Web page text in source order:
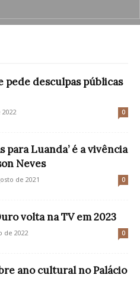
desculpas públicas
0
para Luanda’ é a vivência
Neves
de 2021 0
volta na TV em 2023
de 2022 0
ano cultural no Palácio